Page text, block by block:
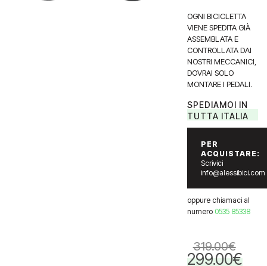
OGNI BICICLETTA
VIENE SPEDITA GIÀ
ASSEMBLATA E
CONTROLLATA DAI
NOSTRI MECCANICI,
DOVRAI SOLO
MONTARE I PEDALI.
SPEDIAMOI IN
TUTTA ITALIA
PER
ACQUISTARE:
Scrivici
info@alessibici.com
oppure chiamaci al
numero 0535 85338
319.00€
Il
299.00€Il